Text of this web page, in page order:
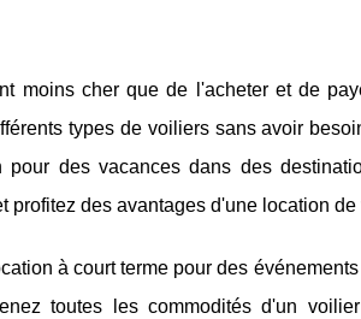
moins cher que de l'acheter et de
types de voiliers sans avoir
pour des vacances dans des
profitez des avantages d'une location de
à court terme pour des
toutes les commodités d'un